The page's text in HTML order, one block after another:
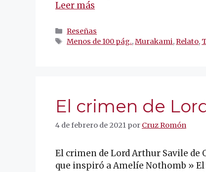
Leer más
Categorías
Reseñas
Etiquetas
Menos de 100 pág.,Murakami,Relato,
El crimen de
4 de febrero de 2021 por Cruz Romón
El crimen de Lord Arthur Savile de
que inspiró a Amelíe Nothomb »